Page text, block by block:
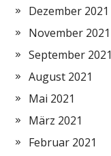
Dezember 2021
November 2021
September 2021
August 2021
Mai 2021
März 2021
Februar 2021